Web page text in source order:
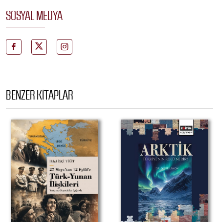
SOSYAL MEDYA
BENZER KITAPLAR